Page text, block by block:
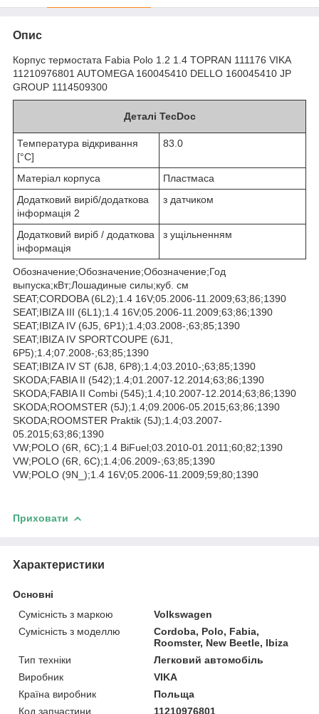
Опис
Корпус термостата Fabia Polo 1.2 1.4 TOPRAN 111176 VIKA
11210976801 AUTOMEGA 160045410 DELLO 160045410 JP
GROUP 1114509300
Деталі TecDoc
Температура відкривання
[°C]
83.0
Матеріал корпуса
Пластмаса
Додатковий виріб/додаткова
інформація 2
з датчиком
Додатковий виріб / додаткова
інформація
з ущільненням
Обозначение;Обозначение;Обозначение;Год
выпуска;кВт;Лошадиные силы;куб. см
SEAT;CORDOBA (6L2);1.4 16V;05.2006-11.2009;63;86;1390
SEAT;IBIZA III (6L1);1.4 16V;05.2006-11.2009;63;86;1390
SEAT;IBIZA IV (6J5, 6P1);1.4;03.2008-;63;85;1390
SEAT;IBIZA IV SPORTCOUPE (6J1,
6P5);1.4;07.2008-;63;85;1390
SEAT;IBIZA IV ST (6J8, 6P8);1.4;03.2010-;63;85;1390
SKODA;FABIA II (542);1.4;01.2007-12.2014;63;86;1390
SKODA;FABIA II Combi (545);1.4;10.2007-12.2014;63;86;1390
SKODA;ROOMSTER (5J);1.4;09.2006-05.2015;63;86;1390
SKODA;ROOMSTER Praktik (5J);1.4;03.2007-
05.2015;63;86;1390
VW;POLO (6R, 6C);1.4 BiFuel;03.2010-01.2011;60;82;1390
VW;POLO (6R, 6C);1.4;06.2009-;63;85;1390
VW;POLO (9N_);1.4 16V;05.2006-11.2009;59;80;1390
Приховати
Характеристики
Основні
Сумісність з маркою
Volkswagen
Сумісність з моделлю
Cordoba, Polo, Fabia,
Roomster, New Beetle, Ibiza
Тип техніки
Легковий автомобіль
Виробник
VIKA
Країна виробник
Польща
Код запчастини
11210976801